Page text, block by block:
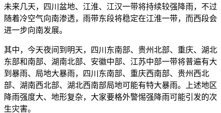
未来几天，四川盆地、江淮、江汉一带将持续较强降雨，不过
随着冷空气向南渗透，雨带东段将稳定在江淮一带，而西段会
进一步向南发展。
其中，今天夜间到明天，四川东南部、贵州北部、重庆、湖北
东部和南部、湖南北部、安徽中部、江苏中部一带将普遍有大
到暴雨、局地大暴雨，四川东南部、重庆西南部、贵州西北
部、湖南西北部、湖北西南部局地可能有特大暴雨。上述地区
降雨强度大、地形复杂，大家要格外警惕强降雨可能引发的次
生灾害。